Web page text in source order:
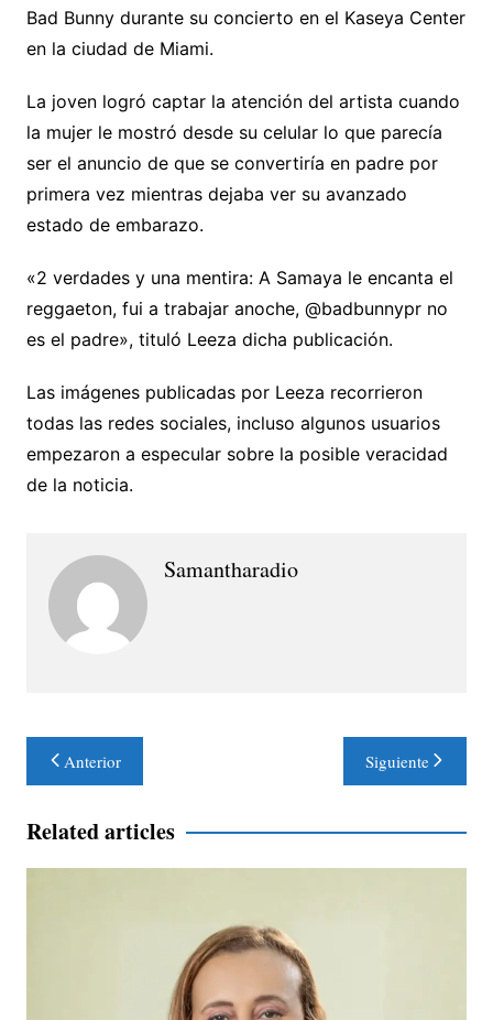
Bad Bunny durante su concierto en el Kaseya Center
en la ciudad de Miami.
La joven logró captar la atención del artista cuando
la mujer le mostró desde su celular lo que parecía
ser el anuncio de que se convertiría en padre por
primera vez mientras dejaba ver su avanzado
estado de embarazo.
«2 verdades y una mentira: A Samaya le encanta el
reggaeton, fui a trabajar anoche, @badbunnypr no
es el padre», tituló Leeza dicha publicación.
Las imágenes publicadas por Leeza recorrieron
todas las redes sociales, incluso algunos usuarios
empezaron a especular sobre la posible veracidad
de la noticia.
Samantharadio
Navegación
de
entradas
Anterior Siguiente
Related articles